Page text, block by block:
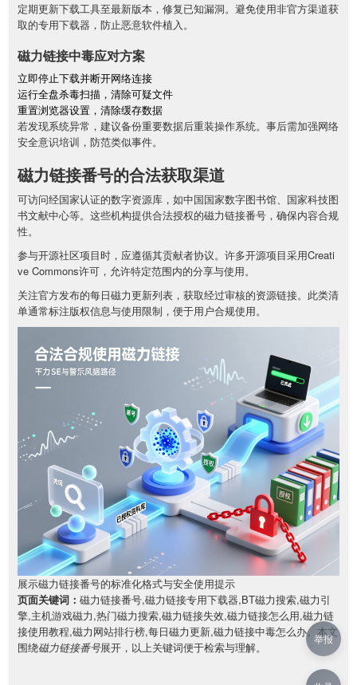
定期更新下载工具至最新版本，修复已知漏洞。避免使用非官方渠道获
取的专用下载器，防止恶意软件植入。
磁力链接中毒应对方案
立即停止下载并断开网络连接
运行全盘杀毒扫描，清除可疑文件
重置浏览器设置，清除缓存数据
若发现系统异常，建议备份重要数据后重装操作系统。事后需加强网络
安全意识培训，防范类似事件。
磁力链接番号的合法获取渠道
可访问经国家认证的数字资源库，如中国国家数字图书馆、国家科技图
书文献中心等。这些机构提供合法授权的磁力链接番号，确保内容合规
性。
参与开源社区项目时，应遵循其贡献者协议。许多开源项目采用Creati
ve Commons许可，允许特定范围内的分享与使用。
关注官方发布的每日磁力更新列表，获取经过审核的资源链接。此类清
单通常标注版权信息与使用限制，便于用户合规使用。
展示磁力链接番号的标准化格式与安全使用提示
页面关键词： 磁力链接番号,磁力链接专用下载器,BT磁力搜索,磁力引
擎,主机游戏磁力,热门磁力搜索,磁力链接失效,磁力链接怎么用,磁力链
接使用教程,磁力网站排行榜,每日磁力更新,磁力链接中毒怎么办。本文
围绕磁力链接番号展开，以上关键词便于检索与理解。
举报